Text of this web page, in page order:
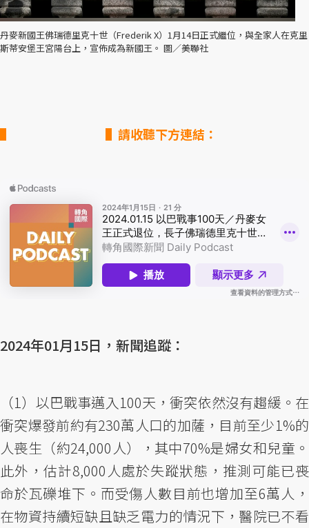
丹麥新國王佛瑞德里克十世（Frederik X）1月14日正式繼位，與全家人在克里
斯蒂安堡王宮陽台上，宣佈成為新國王。 圖／美聯社
▌請收聽下方連結：
2024年01月15日，新聞追蹤：
（1）以巴戰事邁入100天，衝突依然沒有趨緩。在
衝突爆發前約有230萬人口的加薩，目前至少1%的
人喪生（約24,000人），其中70%是婦女和兒童。
此外，估計8,000人處於失蹤狀態，推測可能已喪
命於瓦礫堆下。而受傷人數目前也增加至6萬人，
在物資持續短缺且缺乏電力的情況下，醫院已不看